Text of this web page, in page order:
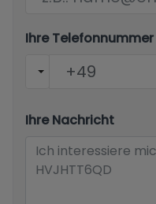
Ihre Telefonnummer
Ihre Nachricht